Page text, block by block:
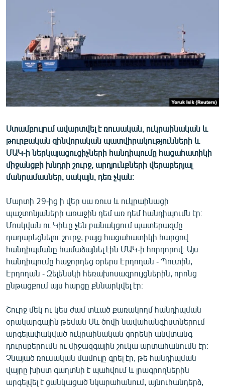
ՄԻՋԱԶԳԱՅԻՆ
ՄՇԱԿՈՒՅԹ
ՍՊՈՐՏ
ՄԵԿՆԱԲԱՆՈՒԹՅՈՒՆ
ՏՏ ԵՒ ԻՆՏԵՐՆԵՏ
ԱՐԽԻՎ
ՏԵՍԱՆՅՈՒԹԵՐ
ԲԱՆԱՎԵՃ
ՁԳՏԵԼՈՎ ԼԱՎԱԳՈՒՅՆԻՆ
ՓՈԴՔԱՍԹ
Հայերեն
English
Русский
ՀԵՏԵՎԵՔ ՄԵԶ
«Ազատության» բոլոր կայքերը
Ստամբուլում ավարտվել է ռուսական, ուկրաինական և
թուրքական զինվորական պատվիրակությունների և
ՄԱԿ-ի ներկայացուցիչների հանդիպումը հացահատիկի
միջանցքի խնդրի շուրջ, արդյունքների վերաբերյալ
մանրամասներ, սակայն, դեռ չկան։
Մարտի 29-ից ի վեր սա ռուս և ուկրաինացի
պաշտոնյաների առաջին դեմ առ դեմ հանդիպումն էր։
Մոսկվան ու Կիևը չեն բանակցում պատերազմը
դադարեցնելու շուրջ, բայց հացահատիկի հարցով
հանդիպմանը համաձայնել էին ՄԱԿ-ի հորդորով։ Այս
հանդիպումը հաջորդեց օրերս Էրդողան - Պուտին,
Էրդողան - Զելենսկի հեռախոսազրույցներին, որոնց
ընթացքում այս հարցը քննարկվել էր։
Շուրջ մեկ ու կես ժամ տևած քառակողմ հանդիպման
օրակարգային թեման Սև ծովի նավահանգիստներում
արգելափակված ուկրաինական ցորենի անվտանգ
դուրսբերումն ու միջազգային շուկա արտահանումն էր։
Չնայած ռուսական մամուլը գրել էր, թե հանդիպման
վայրը խիստ գաղտնի է պահվում և լրագրողներին
արգելվել է ցանկացած նկարահանում, այնուհանդերձ,